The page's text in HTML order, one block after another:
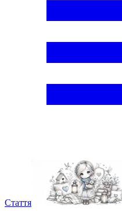
Стаття